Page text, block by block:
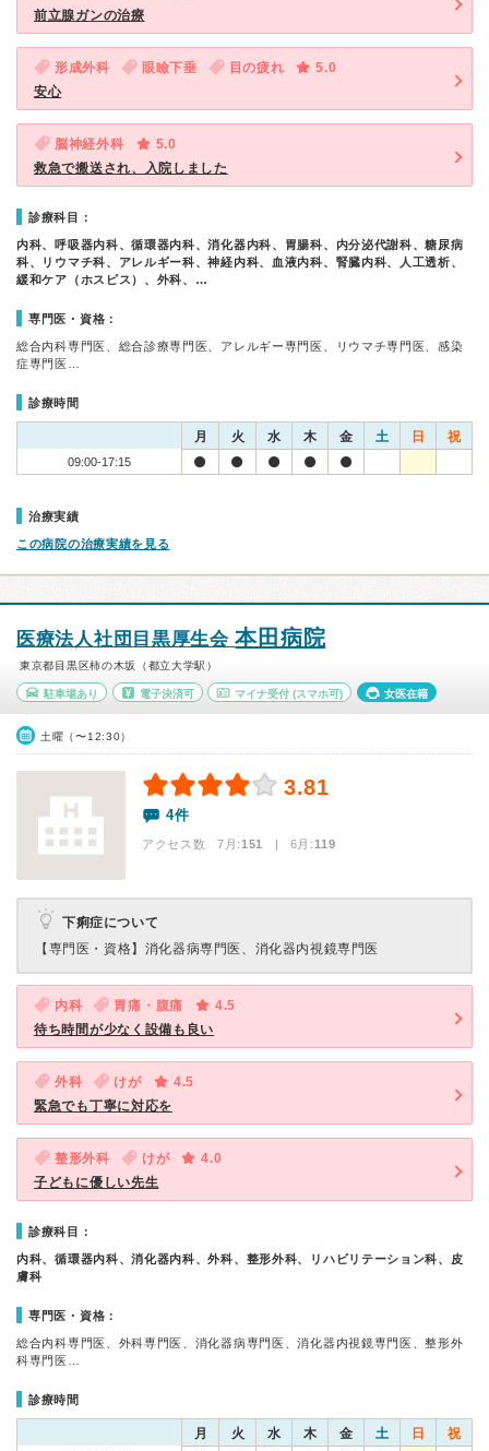
前立腺ガンの治療
形成外科 眼瞼下垂 目の疲れ
5.0
安心
脳神経外科
5.0
救急で搬送され、入院しました
診療科目：
内科、呼吸器内科、循環器内科、消化器内科、胃腸科、内分泌代謝科、糖尿病
科、リウマチ科、アレルギー科、神経内科、血液内科、腎臓内科、人工透析、
緩和ケア（ホスピス）、外科、…
専門医・資格：
総合内科専門医、総合診療専門医、アレルギー専門医、リウマチ専門医、感染
症専門医…
診療時間
月 火 水 木 金 土 日 祝
09:00-17:15
治療実績
この病院の治療実績を見る
医療法人社団目黒厚生会本田病院
東京都目黒区柿の木坂（都立大学駅）
駐車場あり 電子決済可 マイナ受付 (スマホ可) 女医在籍
土曜（〜12:30）
3.81
4件
アクセス数 7月:151 | 6月:119
下痢症について
【専門医・資格】 消化器病専門医、消化器内視鏡専門医
内科 胃痛・腹痛
4.5
待ち時間が少なく設備も良い
外科 けが
4.5
緊急でも丁寧に対応を
整形外科 けが
4.0
子どもに優しい先生
診療科目：
内科、循環器内科、消化器内科、外科、整形外科、リハビリテーション科、皮
膚科
専門医・資格：
総合内科専門医、外科専門医、消化器病専門医、消化器内視鏡専門医、整形外
科専門医…
診療時間
月 火 水 木 金 土 日 祝